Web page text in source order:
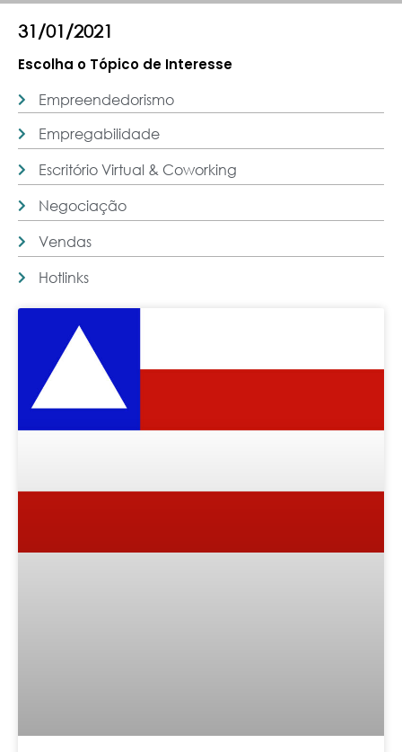
31/01/2021
Escolha o Tópico de Interesse
Empreendedorismo
Empregabilidade
Escritório Virtual & Coworking
Negociação
Vendas
Hotlinks